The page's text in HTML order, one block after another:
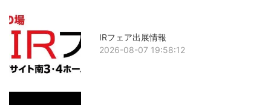
IRフェア出展情報
2026-08-07 19:58:12